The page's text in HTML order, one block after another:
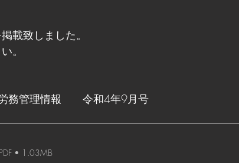
載致しました。
。
務管理情報　　令和4年9月号
• 1.03MB